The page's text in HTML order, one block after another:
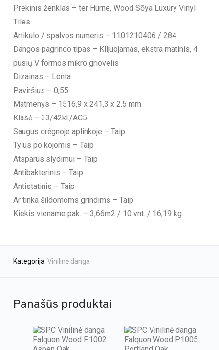
Prekinis ženklas – ter Hürne, Wood Sōya Luxury Vinyl
Tiles
Artikulo / spalvos numeris – 1101210406 / 284
Dangos pagrindo tipas – Klijuojamas, ekstra matinis, 4
pusių V formos mikro griovelis
Dizainas – Lenta
Paviršius – 0,55
Matmenys – 1516,9 x 241,3 x 2.5 mm
Klasė – 33/42kl./AC5
Saugus drėgnoje aplinkoje – Taip
Tylus po kojomis – Taip
Atsparus slydimui – Taip
Antibakterinis – Taip
Antistatinis – Taip
Ar tinka šildomoms grindims – Taip
Kiekis viename pak. – 3,66m2 / 10 vnt. / 16,19 kg.
Kategorija: Vinilinė danga
Panašūs produktai